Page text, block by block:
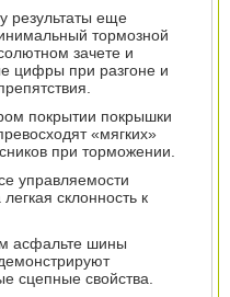
результаты еще
тормозной
зачете и
цифры при разгоне и
покрытии покрышки
«мягких»
при торможении.
управляемости
склонность к
асфальте шины
сцепные свойства.